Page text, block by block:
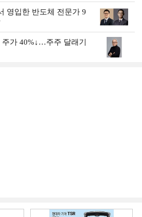
영입한 반도체 전문가 9
가 40%↓…주주 달래기